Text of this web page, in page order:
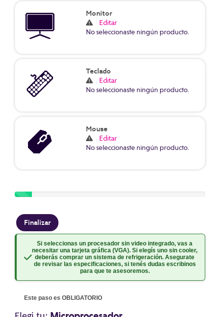
Monitor
Editar
No seleccionaste ningún producto.
Teclado
Editar
No seleccionaste ningún producto.
Mouse
Editar
No seleccionaste ningún producto.
Si seleccionas un procesador sin video integrado, vas a
necesitar una tarjeta gráfica (VGA). Si elegís uno sin cooler,
deberás comprar un sistema de refrigeración. Asegurate
de revisar las especificaciones, si tenés dudas escribinos
para que te asesoremos.
Este paso es OBLIGATORIO